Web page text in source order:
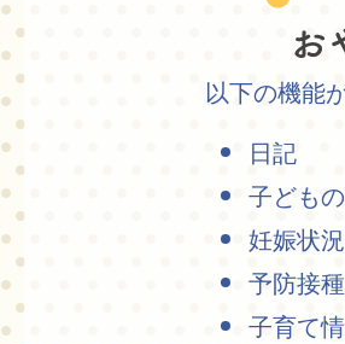
以下の機能
日記
子ども
妊娠状況
予防接
子育て